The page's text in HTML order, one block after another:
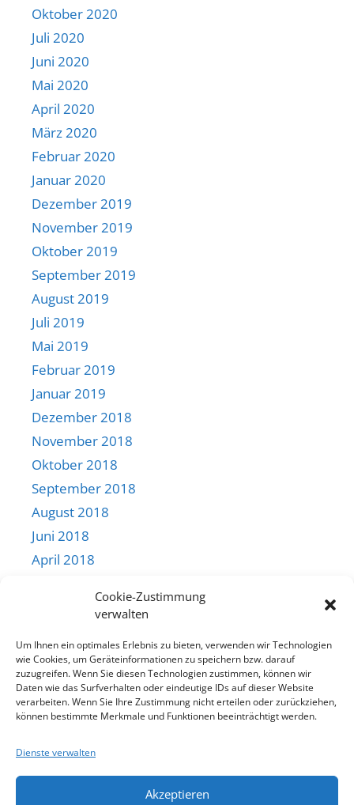
Cookie-Zustimmung
verwalten
Um Ihnen ein optimales Erlebnis zu bieten, verwenden wir Technologien
wie Cookies, um Geräteinformationen zu speichern bzw. darauf
zuzugreifen. Wenn Sie diesen Technologien zustimmen, können wir
Daten wie das Surfverhalten oder eindeutige IDs auf dieser Website
verarbeiten. Wenn Sie Ihre Zustimmung nicht erteilen oder zurückziehen,
können bestimmte Merkmale und Funktionen beeinträchtigt werden.
Dienste verwalten
Akzeptieren
Oktober 2020
Juli 2020
Juni 2020
Mai 2020
April 2020
März 2020
Februar 2020
Januar 2020
Dezember 2019
November 2019
Oktober 2019
September 2019
August 2019
Juli 2019
Mai 2019
Februar 2019
Januar 2019
Dezember 2018
November 2018
Oktober 2018
September 2018
August 2018
Juni 2018
April 2018
Februar 2018
Dezember 2017
November 2017
Oktober 2017
August 2017
Juli 2017
Juni 2017